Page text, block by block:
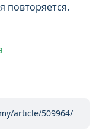
повторяется.
article/509964/